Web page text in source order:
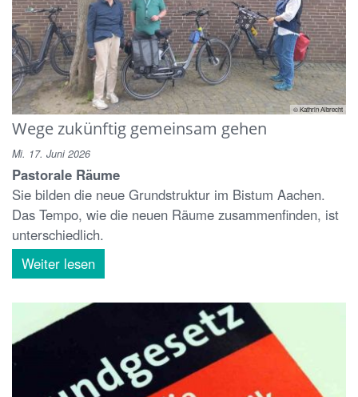
© Kathrin Albrecht
Wege zukünftig gemeinsam gehen
Mi. 17. Juni 2026
Pastorale Räume
Sie bilden die neue Grundstruktur im Bistum Aachen.
Das Tempo, wie die neuen Räume zusammenfinden, ist
unterschiedlich.
Weiter lesen